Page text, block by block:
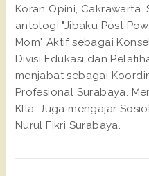
Koran Opini,
antologi "Jibaku Post
Mom" Aktif sebagai
Divisi Edukasi dan
menjabat sebagai
Profesional Surabaya.
KIta. Juga mengajar
Nurul Fikri Surabaya.